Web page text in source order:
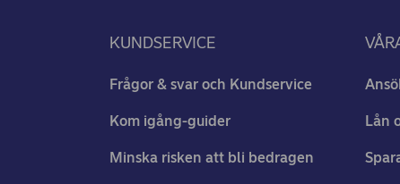
KUNDSERVICE
Frågor & svar och Kundservice
Kom igång-guider
Minska risken att bli bedragen
Lån